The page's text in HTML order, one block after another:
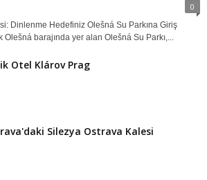
0
Dinlenme Hedefiniz Olešná Su Parkına Giriş
Olešná barajında yer alan Olešná Su Parkı,...
Otel Klárov Prag
Silezya Ostrava Kalesi